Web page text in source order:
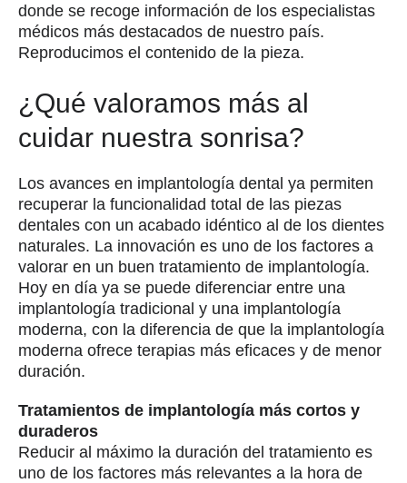
donde se recoge información de los especialistas
médicos más destacados de nuestro país.
Reproducimos el contenido de la pieza.
¿Qué valoramos más al
cuidar nuestra sonrisa?
Los avances en implantología dental ya permiten
recuperar la funcionalidad total de las piezas
dentales con un acabado idéntico al de los dientes
naturales. La innovación es uno de los factores a
valorar en un buen tratamiento de implantología.
Hoy en día ya se puede diferenciar entre una
implantología tradicional y una implantología
moderna, con la diferencia de que la implantología
moderna ofrece terapias más eficaces y de menor
duración.
Tratamientos de implantología más cortos y
duraderos
Reducir al máximo la duración del tratamiento es
uno de los factores más relevantes a la hora de